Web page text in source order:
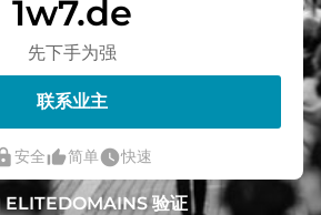
1w7.de
先下手为强
联系业主
安全thumb_up_alt简单watch_later快速
ELITEDOMAINS 验证